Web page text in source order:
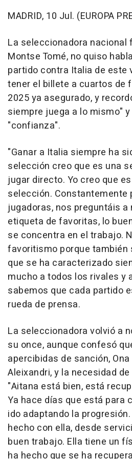
MADRID, 10 Jul. (EUROPA
La seleccionadora nacional
Montse Tomé, no quiso
partido contra Italia de este
tener el billete a cuartos de
2025 ya asegurado, y
siempre juega a lo mismo"
"confianza".
"Ganar a Italia siempre ha
selección creo que es una
jugar directo. Yo creo que
selección. Constantemente
jugadoras, nos preguntáis
etiqueta de favoritas, lo
se concentra en el trabajo.
favoritismo porque también
que se ha caracterizado
mucho a todos los rivales y
sabemos que cada partido
rueda de prensa.
La seleccionadora volvió a
su once, aunque confesó
apercibidas de sanción,
Aleixandri, y la necesidad
"Aitana está bien, está
Ya hace días que está para
ido adaptando la
hecho con ella, desde
buen trabajo. Ella tiene un
ha hecho que se ha